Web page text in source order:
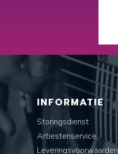
INFORMATIE
Storingsdienst
Artiestenservice
Leveringsvoorwaarden